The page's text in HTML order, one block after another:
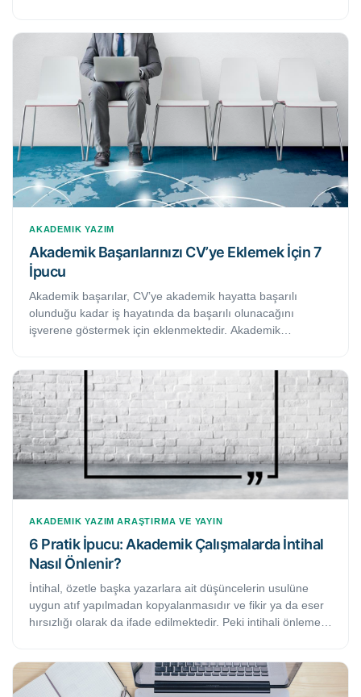
akademisyenlerin yapmış oldukları en yaygın 10 atıf
hatalarını bulacaksınız.
AKADEMIK YAZIM
Akademik Başarılarınızı CV’ye Eklemek İçin 7
İpucu
Akademik başarılar, CV’ye akademik hayatta başarılı
olunduğu kadar iş hayatında da başarılı olunacağını
işverene göstermek için eklenmektedir. Akademik
başarılarınızın CV’nizi nasıl ekleyeceği konusunda kararsız
mısınız? Bu yazıda, akademik başarılarınızı CV’nize uygun
bir şekilde ekleyebilmeniz için kullanmanız gereken etkili 7
ipucunu ele almaktayız.
AKADEMIK YAZIM ARAŞTIRMA VE YAYIN
6 Pratik İpucu: Akademik Çalışmalarda İntihal
Nasıl Önlenir?
İntihal, özetle başka yazarlara ait düşüncelerin usulüne
uygun atıf yapılmadan kopyalanmasıdır ve fikir ya da eser
hırsızlığı olarak da ifade edilmektedir. Peki intihali önlemek
pratik tekniği bulacaksınız.